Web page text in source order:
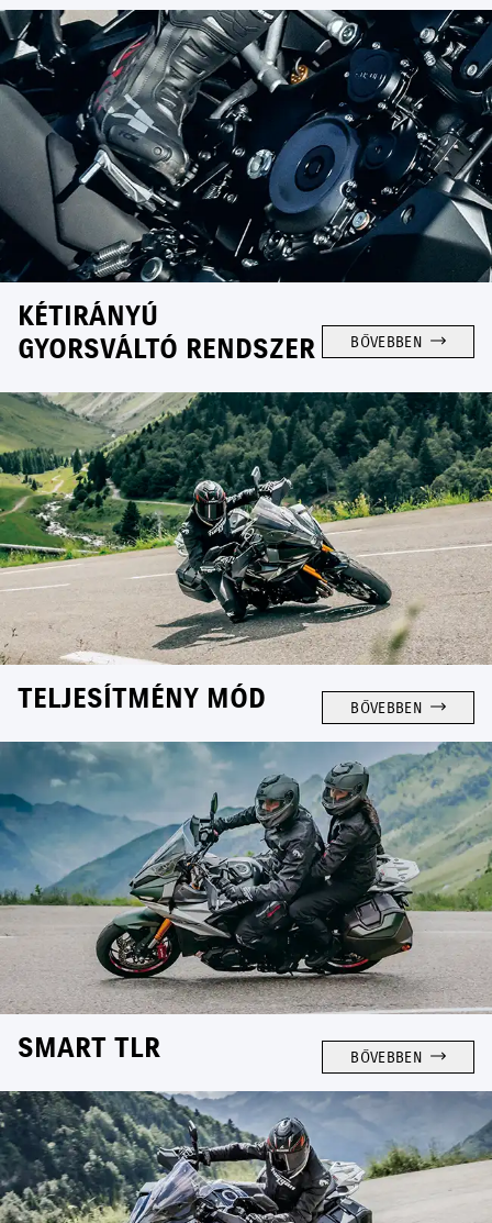
KÉTIRÁNYÚ
GYORSVÁLTÓ RENDSZER
BŐVEBBEN
TELJESÍTMÉNY MÓD BŐVEBBEN
SMART TLR BŐVEBBEN